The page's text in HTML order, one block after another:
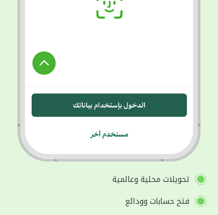
تحويلات محلية وعالمية
فتح حسابات وودائع